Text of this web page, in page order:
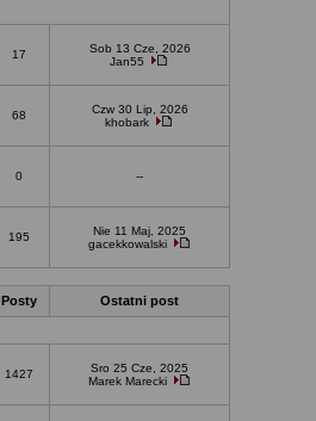
17
Sob 13 Cze, 2026
Jan55
68
Czw 30 Lip, 2026
khobark
0 --
195
Nie 11 Maj, 2025
gacekkowalski
Posty Ostatni post
1427
Sro 25 Cze, 2025
Marek Marecki